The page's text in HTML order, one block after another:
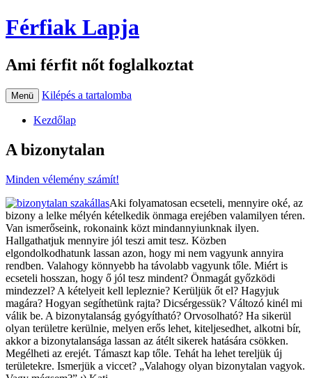
Férfiak Lapja
Ami férfit nőt foglalkoztat
Menü Kilépés a tartalomba
Kezdőlap
A bizonytalan
Minden vélemény számít!
Aki folyamatosan ecseteli, mennyire oké, az
bizony a lelke mélyén kételkedik önmaga erejében valamilyen téren.
Van ismerőseink, rokonaink közt mindannyiunknak ilyen.
Hallgathatjuk mennyire jól teszi amit tesz. Közben
elgondolkodhatunk lassan azon, hogy mi nem vagyunk annyira
rendben. Valahogy könnyebb ha távolabb vagyunk tőle. Miért is
ecseteli hosszan, hogy ő jól tesz mindent? Önmagát győzködi
mindezzel? A kételyeit kell lepleznie? Kerüljük őt el? Hagyjuk
magára? Hogyan segíthetünk rajta? Dicsérgessük? Változó kinél mi
válik be. A bizonytalanság gyógyítható? Orvosolható? Ha sikerül
olyan területre kerülnie, melyen erős lehet, kiteljesedhet, alkotni bír,
akkor a bizonytalansága lassan az átélt sikerek hatására csökken.
Megélheti az erejét. Támaszt kap tőle. Tehát ha lehet tereljük új
területekre. Ismerjük a viccet? „Valahogy olyan bizonytalan vagyok.